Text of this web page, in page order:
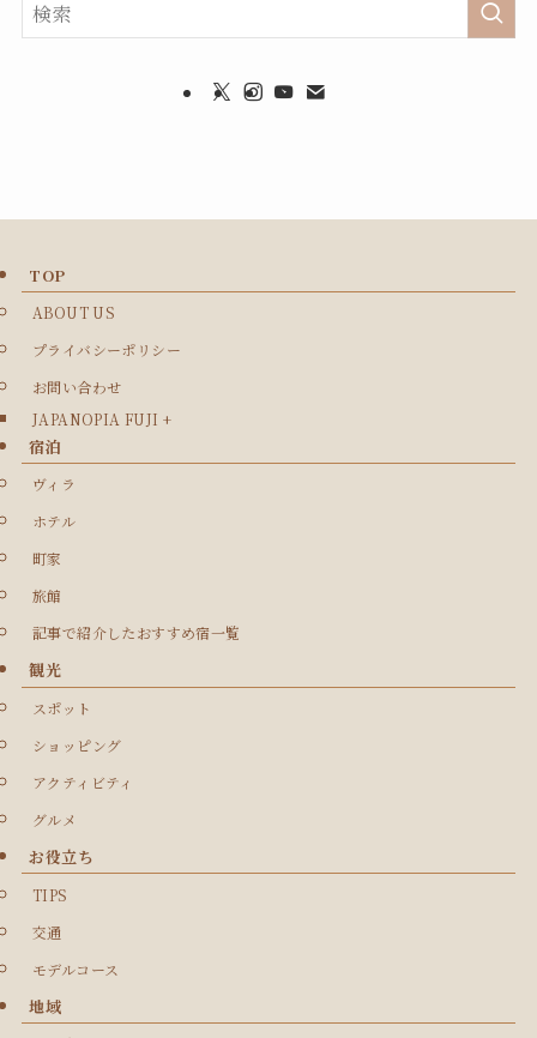
TOP
ABOUT US
プライバシーポリシー
お問い合わせ
JAPANOPIA FUJI +
宿泊
ヴィラ
ホテル
町家
旅館
記事で紹介したおすすめ宿一覧
観光
スポット
ショッピング
アクティビティ
グルメ
お役立ち
TIPS
交通
モデルコース
地域